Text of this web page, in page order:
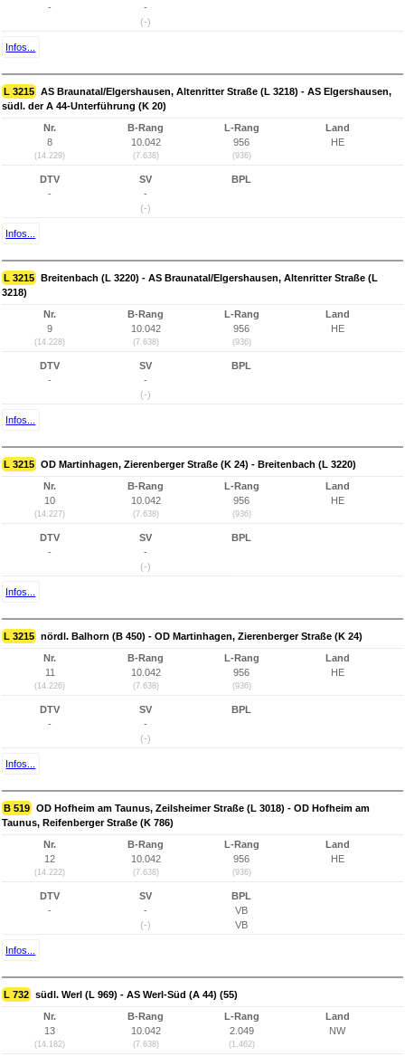
-
-
(-)
Infos...
L 3215 AS Braunatal/Elgershausen, Altenritter Straße (L 3218) - AS Elgershausen,
südl. der A 44-Unterführung (K 20)
Nr.
8
(14.229)
B-Rang
10.042
(7.638)
L-Rang
956
(936)
Land
HE
DTV
-
SV
-
(-)
BPL
Infos...
L 3215 Breitenbach (L 3220) - AS Braunatal/Elgershausen, Altenritter Straße (L
3218)
Nr.
9
(14.228)
B-Rang
10.042
(7.638)
L-Rang
956
(936)
Land
HE
DTV
-
SV
-
(-)
BPL
Infos...
L 3215 OD Martinhagen, Zierenberger Straße (K 24) - Breitenbach (L 3220)
Nr.
10
(14.227)
B-Rang
10.042
(7.638)
L-Rang
956
(936)
Land
HE
DTV
-
SV
-
(-)
BPL
Infos...
L 3215 nördl. Balhorn (B 450) - OD Martinhagen, Zierenberger Straße (K 24)
Nr.
11
(14.226)
B-Rang
10.042
(7.638)
L-Rang
956
(936)
Land
HE
DTV
-
SV
-
(-)
BPL
Infos...
B 519 OD Hofheim am Taunus, Zeilsheimer Straße (L 3018) - OD Hofheim am
Taunus, Reifenberger Straße (K 786)
Nr.
12
(14.222)
B-Rang
10.042
(7.638)
L-Rang
956
(936)
Land
HE
DTV
-
SV
-
(-)
BPL
VB
VB
Infos...
L 732 südl. Werl (L 969) - AS Werl-Süd (A 44) (55)
Nr.
13
(14.182)
B-Rang
10.042
(7.638)
L-Rang
2.049
(1.462)
Land
NW